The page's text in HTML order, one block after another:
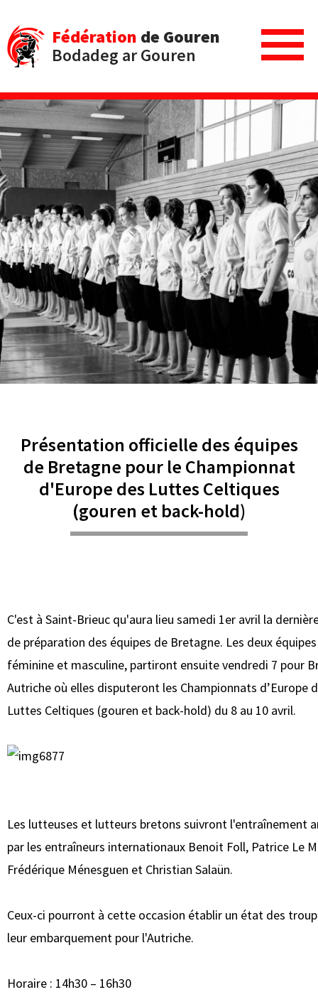
Fédération de Gouren
Bodadeg ar Gouren
Présentation officielle des équipes
de Bretagne pour le Championnat
d'Europe des Luttes Celtiques
(gouren et back-hold)
C'est à Saint-Brieuc qu'aura lieu samedi 1er avril la
de préparation des équipes de Bretagne. Les deux équipes
féminine et masculine, partiront ensuite vendredi 7 pour
Autriche où elles disputeront les Championnats d’Europe
Luttes Celtiques (gouren et back-hold) du 8 au 10 avril.
Les lutteuses et lutteurs bretons suivront l'entraînement
par les entraîneurs internationaux Benoit Foll, Patrice Le
Frédérique Ménesguen et Christian Salaün.
Ceux-ci pourront à cette occasion établir un état des
leur embarquement pour l'Autriche.
Horaire : 14h30 – 16h30